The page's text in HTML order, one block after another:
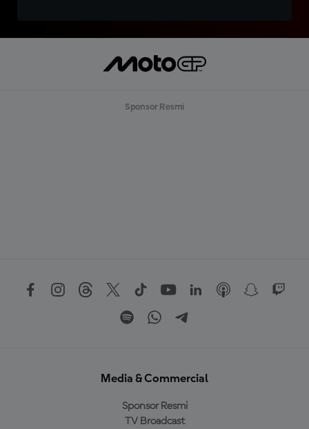
Sponsor Resmi
Media & Commercial
Sponsor Resmi
TV Broadcast